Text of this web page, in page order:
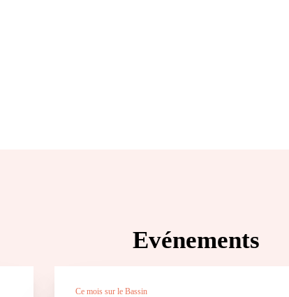
Evénements
Ce mois sur le Bassin